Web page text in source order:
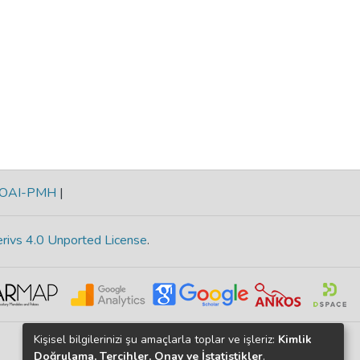
PMH |
4.0 Unported License.
Kişisel bilgilerinizi şu amaçlarla toplar ve işleriz: Kimlik
Doğrulama, Tercihler, Onay ve İstatistikler.